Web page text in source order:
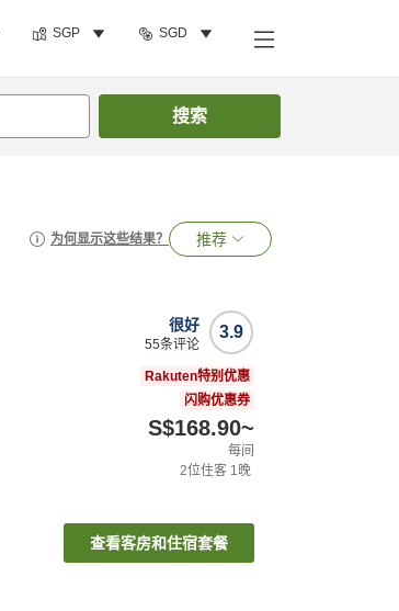
SGP SGD
搜索
为何显示这些结果？ 推荐
3.9
很好
55条评论
Rakuten特别优惠
闪购优惠券
S$168.90~
每间
2位住客 1晚
查看客房和住宿套餐